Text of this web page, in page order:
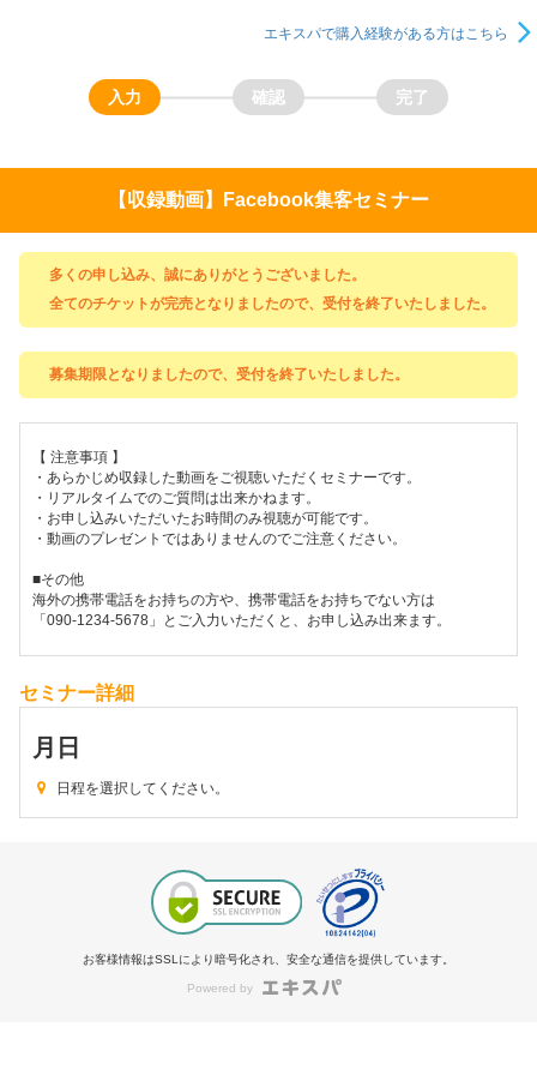
エキスパで購入経験がある方はこちら
【収録動画】Facebook集客セミナー
多くの申し込み、誠にありがとうございました。
全てのチケットが完売となりましたので、受付を終了いたしました。
募集期限となりましたので、受付を終了いたしました。
【 注意事項 】
・あらかじめ収録した動画をご視聴いただくセミナーです。
・リアルタイムでのご質問は出来かねます。
・お申し込みいただいたお時間のみ視聴が可能です。
・動画のプレゼントではありませんのでご注意ください。
■その他
海外の携帯電話をお持ちの方や、携帯電話をお持ちでない方は
「090-1234-5678」とご入力いただくと、お申し込み出来ます。
セミナー詳細
月 日
日程を選択してください。
お客様情報はSSLにより暗号化され、安全な通信を提供しています。
Powered by